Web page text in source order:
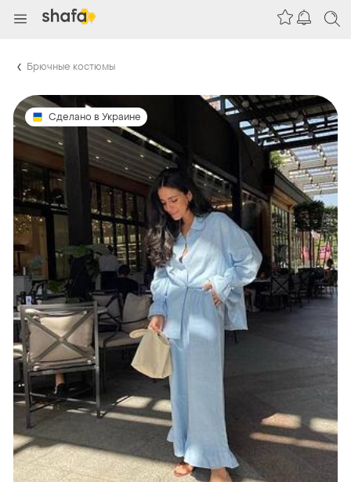
Брючные костюмы
Сделано в Украине